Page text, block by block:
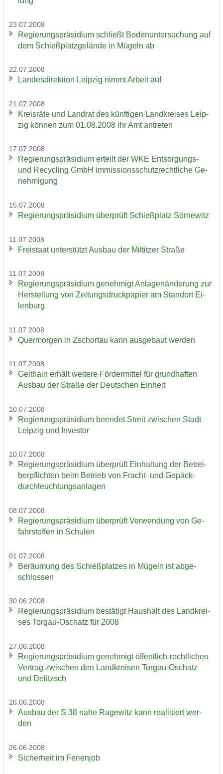
23.07.2008
Re­gie­rungs­prä­si­di­um schließt Bo­den­un­ter­su­chung auf
dem Schieß­platz­ge­län­de in Mü­geln ab
22.07.2008
Lan­des­di­rek­ti­on Leip­zig nimmt Ar­beit auf
21.07.2008
Kreis­rä­te und Land­rat des künf­ti­gen Land­krei­ses Leip­
zig kön­nen zum 01.08.2008 ihr Amt an­tre­ten
17.07.2008
Re­gie­rungs­prä­si­di­um er­teilt der WKE Entsorgungs-​
und Re­cy­cling GmbH im­mis­si­ons­schutz­recht­li­che Ge­
neh­mi­gung
15.07.2008
Re­gie­rungs­prä­si­di­um über­prüft Schieß­platz Sör­ne­witz
11.07.2008
Frei­staat un­ter­stützt Aus­bau der Mil­tit­zer Stra­ße
11.07.2008
Re­gie­rungs­prä­si­di­um ge­neh­migt An­la­gen­än­de­rung zur
Her­stel­lung von Zei­tungs­druck­pa­pier am Stand­ort Ei­
len­burg
11.07.2008
Quer­mor­gen in Zschor­tau kann aus­ge­baut wer­den
11.07.2008
Geit­hain er­hält wei­te­re För­der­mit­tel für grund­haf­ten
Aus­bau der Stra­ße der Deut­schen Ein­heit
10.07.2008
Re­gie­rungs­prä­si­di­um be­en­det Streit zwi­schen Stadt
Leip­zig und In­ves­tor
10.07.2008
Re­gie­rungs­prä­si­di­um über­prüft Ein­hal­tung der Be­trei­
ber­pflich­ten beim Be­trieb von Fracht-​ und Ge­päck­
durch­leuch­tungs­an­la­gen
08.07.2008
Re­gie­rungs­prä­si­di­um über­prüft Ver­wen­dung von Ge­
fahr­stof­fen in Schu­len
01.07.2008
Be­räu­mung des Schieß­plat­zes in Mü­geln ist ab­ge­
schlos­sen
30.06.2008
Re­gie­rungs­prä­si­di­um be­stä­tigt Haus­halt des Land­krei­
ses Torgau-​Oschatz für 2008
27.06.2008
Re­gie­rungs­prä­si­di­um ge­neh­migt öffentlich-​rechtlichen
Ver­trag zwi­schen den Land­krei­sen Torgau-​Oschatz
und De­litzsch
26.06.2008
Aus­bau der S 38 nahe Ra­ge­witz kann rea­li­siert wer­
den
26.06.2008
Si­cher­heit im Fe­ri­en­job